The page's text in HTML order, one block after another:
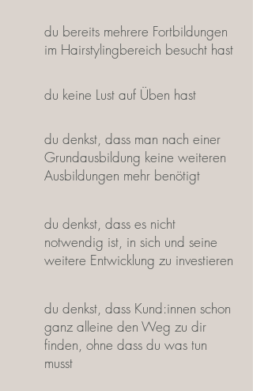
du bereits mehrere Fortbildungen
im Hairstylingbereich besucht hast
du keine Lust auf Üben hast
du denkst, dass man nach einer
Grundausbildung keine weiteren
Ausbildungen mehr benötigt
du denkst, dass es nicht
notwendig ist, in sich und seine
weitere Entwicklung zu investieren
du denkst, dass Kund:innen schon
ganz alleine den Weg zu dir
finden, ohne dass du was tun
musst